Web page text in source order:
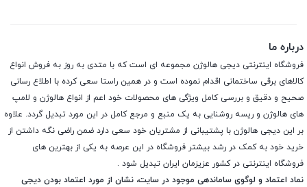
درباره ما
فروشگاه اینترنتی دیجی هالوژن مجموعه ای است که با متدی به روز به فروش انواع
کالاهای برقی ساختمانی اقدام نموده است و در همین راستا سعی کرده با اطلاع رسانی
صحیح و دقیق و بررسی کامل ویژگی های محصولات خود اعم از انواع هالوژن و لامپ
های هالوژن و ریسه روشنایی به یک منبع و مرجع کامل در این مورد تبدیل گردد. علاوه
بر این دیجی هالوژن با پشتیبانی از مشتریان خود سعی دارد ضمن راضی نگه داشتن از
خرید خود به کمک در رشد بیشتر فروشگاه در این عرصه به یکی از بهترین های
فروشگاه اینترنتی در کشور عزیزمان ایران تبدیل شود .
نماد اعتماد و لوگوی ساماندهی موجود در سایت، نشان از مورد اعتماد بودن دیجی